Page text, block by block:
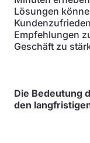
Lösungen
Empfehlungen
Geschäft zu
Die Bedeutung
den